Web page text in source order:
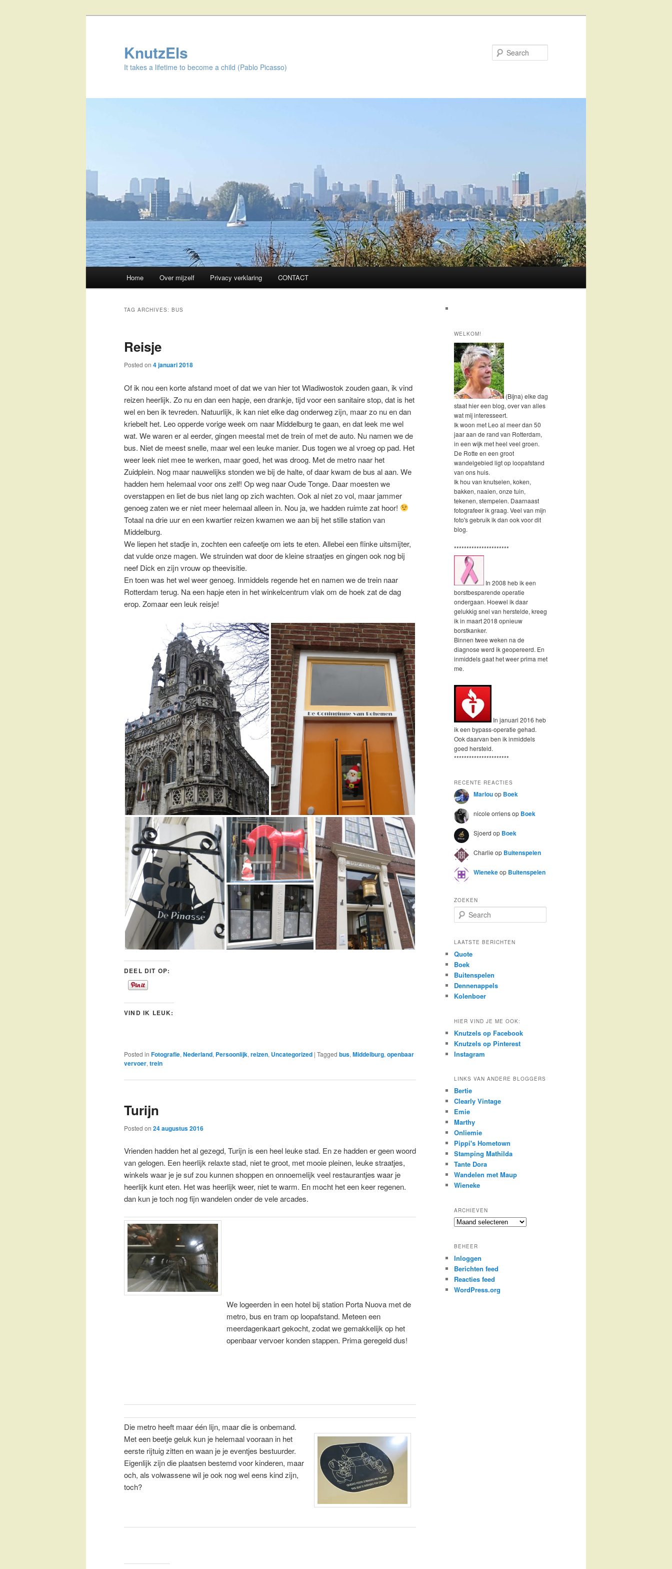
KnutzEls
It takes a lifetime to become a child (Pablo Picasso)
Skip
content
Skip
content
Home Over mijzelf Privacy verklaring CONTACT
TAG ARCHIVES: BUS
Reisje
Posted on 4 januari 2018
Of ik nou een korte afstand moet of dat we van hier tot Wladiwostok zouden gaan, ik vind
reizen heerlijk. Zo nu en dan een hapje, een drankje, tijd voor een sanitaire stop, dat is het
wel en ben ik tevreden. Natuurlijk, ik kan niet elke dag onderweg zijn, maar zo nu en dan
kriebelt het. Leo opperde vorige week om naar Middelburg te gaan, en dat leek me wel
wat. We waren er al eerder, gingen meestal met de trein of met de auto. Nu namen we de
bus. Niet de meest snelle, maar wel een leuke manier. Dus togen we al vroeg op pad. Het
weer leek niet mee te werken, maar goed, het was droog. Met de metro naar het
Zuidplein. Nog maar nauwelijks stonden we bij de halte, of daar kwam de bus al aan. We
hadden hem helemaal voor ons zelf! Op weg naar Oude Tonge. Daar moesten we
overstappen en liet de bus niet lang op zich wachten. Ook al niet zo vol, maar jammer
genoeg zaten we er niet meer helemaal alleen in. Nou ja, we hadden ruimte zat hoor!
Totaal na drie uur en een kwartier reizen kwamen we aan bij het stille station van
Middelburg.
We liepen het stadje in, zochten een cafeetje om iets te eten. Allebei een flinke uitsmijter,
dat vulde onze magen. We struinden wat door de kleine straatjes en gingen ook nog bij
neef Dick en zijn vrouw op theevisitie.
En toen was het wel weer genoeg. Inmiddels regende het en namen we de trein naar
Rotterdam terug. Na een hapje eten in het winkelcentrum vlak om de hoek zat de dag
erop. Zomaar een leuk reisje!
DEEL DIT OP:
VIND IK LEUK:
Posted in Fotografie, Nederland, Persoonlijk, reizen, Uncategorized | Tagged bus, Middelburg, openbaar
vervoer, trein
Turijn
Posted on 24 augustus 2016
Vrienden hadden het al gezegd, Turijn is een heel leuke stad. En ze hadden er geen woord
van gelogen. Een heerlijk relaxte stad, niet te groot, met mooie pleinen, leuke straatjes,
winkels waar je je suf zou kunnen shoppen en onnoemelijk veel restaurantjes waar je
heerlijk kunt eten. Het was heerlijk weer, niet te warm. En mocht het een keer regenen.
dan kun je toch nog fijn wandelen onder de vele arcades.
We logeerden in een hotel bij station Porta Nuova met de
metro, bus en tram op loopafstand. Meteen een
meerdagenkaart gekocht, zodat we gemakkelijk op het
openbaar vervoer konden stappen. Prima geregeld dus!
Die metro heeft maar één lijn, maar die is onbemand.
Met een beetje geluk kun je helemaal vooraan in het
eerste rijtuig zitten en waan je je eventjes bestuurder.
Eigenlijk zijn die plaatsen bestemd voor kinderen, maar
och, als volwassene wil je ook nog wel eens kind zijn,
toch?
WELKOM!
(Bijna) elke dag
staat hier een blog, over van alles
wat mij interesseert.
Ik woon met Leo al meer dan 50
jaar aan de rand van Rotterdam,
in een wijk met heel veel groen.
De Rotte en een groot
wandelgebied ligt op loopafstand
van ons huis.
Ik hou van knutselen, koken,
bakken, naaien, onze tuin,
tekenen, stempelen. Daarnaast
fotografeer ik graag. Veel van mijn
foto's gebruik ik dan ook voor dit
blog.
**********************
In 2008 heb ik een
borstbesparende operatie
ondergaan. Hoewel ik daar
gelukkig snel van herstelde, kreeg
ik in maart 2018 opnieuw
borstkanker.
Binnen twee weken na de
diagnose werd ik geopereerd. En
inmiddels gaat het weer prima met
me.
In januari 2016 heb
ik een bypass-operatie gehad.
Ook daarvan ben ik inmiddels
goed hersteld.
**********************
RECENTE REACTIES
Marlouop Boek
nicole orriensop Boek
Sjoerd op Boek
Charlie op Buitenspelen
Wienekeop Buitenspelen
ZOEKEN
e
r
h
LAATSTE BERICHTEN
Quote
Boek
Buitenspelen
Dennenappels
Kolenboer
HIER VIND JE ME OOK:
Knutzels op Facebook
Knutzels op Pinterest
Instagram
LINKS VAN ANDERE BLOGGERS
Bertie
Clearly Vintage
Emie
Marthy
Onliemie
Pippi's Hometown
Stamping Mathilda
Tante Dora
Wandelen met Maup
Wieneke
ARCHIEVEN
Archieven
BEHEER
Inloggen
Berichten feed
Reacties feed
WordPress.org